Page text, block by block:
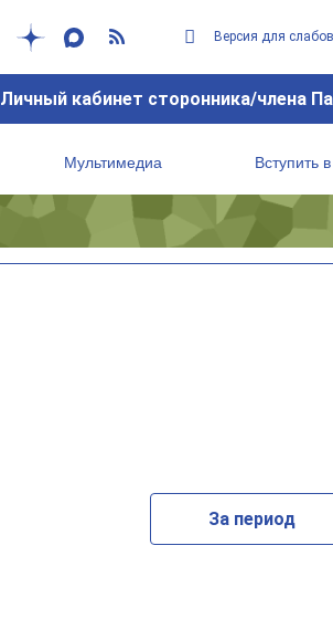
Версия для
Личный кабинет сторонника/члена
Мультимедиа Вступить
За период